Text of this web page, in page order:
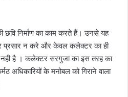
छवि निर्माण का काम करते हैं। उनसे यह
प्रसार न करे और केवल कलेक्टर का ही
है । कलेक्टर सरगुजा का इस तरह का
अधिकारियों के मनोबल को गिराने वाला